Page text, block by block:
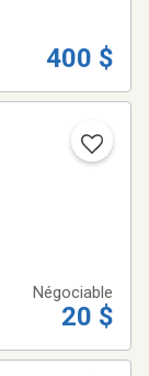
400 $
Négociable
20 $